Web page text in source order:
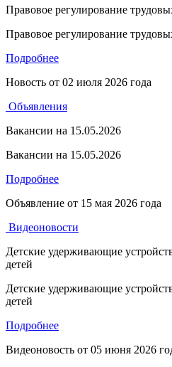
Правовое регулирование
Правовое регулирование
Подробнее
Новость от 02 июля 2026 года
Объявления
Вакансии на 15.05.2026
Вакансии на 15.05.2026
Подробнее
Объявление от 15 мая 2026 года
Видеоновости
Детские удерживающие
детей
Детские удерживающие
детей
Подробнее
Видеоновость от 05 июня 2026